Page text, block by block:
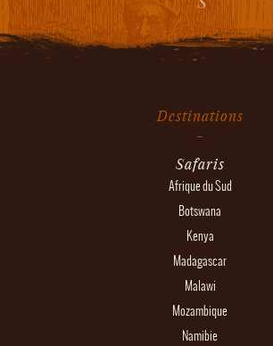
Destinations
Safaris
Afrique du Sud
Botswana
Kenya
Madagascar
Malawi
Mozambique
Namibie